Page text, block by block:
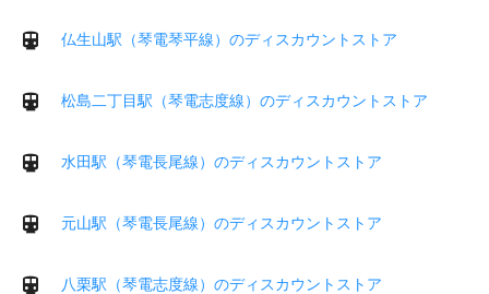
仏生山駅（琴電琴平線）のディスカウントストア
松島二丁目駅（琴電志度線）のディスカウントストア
水田駅（琴電長尾線）のディスカウントストア
元山駅（琴電長尾線）のディスカウントストア
八栗駅（琴電志度線）のディスカウントストア